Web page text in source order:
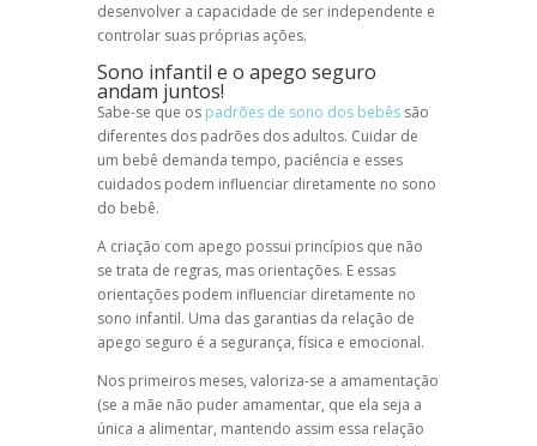
desenvolver a capacidade de ser independente e
controlar suas próprias ações.
Sono infantil e o apego seguro
andam juntos!
Sabe-se que os padrões de sono dos bebêssão
diferentes dos padrões dos adultos. Cuidar de
um bebê demanda tempo, paciência e esses
cuidados podem influenciar diretamente no sono
do bebê.
A criação com apego possui princípios que não
se trata de regras, mas orientações. E essas
orientações podem influenciar diretamente no
sono infantil. Uma das garantias da relação de
apego seguro é a segurança, física e emocional.
Nos primeiros meses, valoriza-se a amamentação
(se a mãe não puder amamentar, que ela seja a
única a alimentar, mantendo assim essa relação